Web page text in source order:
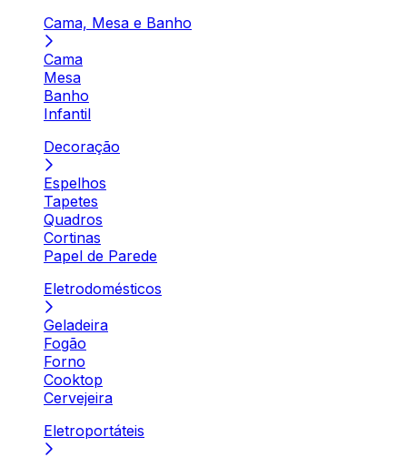
Cama, Mesa e Banho
Cama
Mesa
Banho
Infantil
Decoração
Espelhos
Tapetes
Quadros
Cortinas
Papel de Parede
Eletrodomésticos
Geladeira
Fogão
Forno
Cooktop
Cervejeira
Eletroportáteis